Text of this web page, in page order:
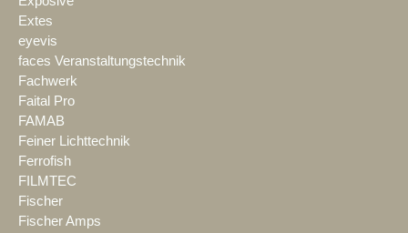
Extes
eyevis
faces Veranstaltungstechnik
Fachwerk
Faital Pro
FAMAB
Feiner Lichttechnik
Ferrofish
FILMTEC
Fischer
Fischer Amps